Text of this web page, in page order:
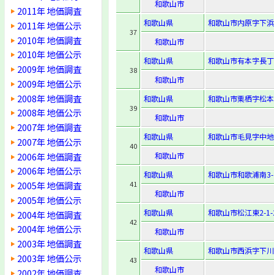
2011年 地価調査
2011年 地価公示
2010年 地価調査
2010年 地価公示
2009年 地価調査
2009年 地価公示
2008年 地価調査
2008年 地価公示
2007年 地価調査
2007年 地価公示
2006年 地価調査
2006年 地価公示
2005年 地価調査
2005年 地価公示
2004年 地価調査
2004年 地価公示
2003年 地価調査
2003年 地価公示
和歌山市
37
和歌山県
和歌山市内原字下
和歌山市
38
和歌山県
和歌山市有本字長
和歌山市
39
和歌山県
和歌山市栗栖字松
和歌山市
40
和歌山県
和歌山市毛見字中
和歌山市
41
和歌山県
和歌山市和歌浦南
和歌山市
42
和歌山県
和歌山市松江東2-
和歌山市
43
和歌山県
和歌山市西浜字下
和歌山市